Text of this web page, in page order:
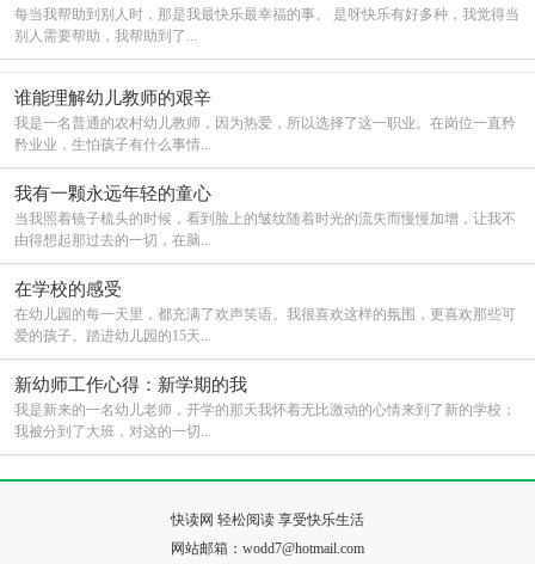
每当我帮助到别人时，那是我最快乐最幸福的事。 是呀快乐有好多种，我觉得当
别人需要帮助，我帮助到了...
谁能理解幼儿教师的艰辛
我是一名普通的农村幼儿教师，因为热爱，所以选择了这一职业。在岗位一直矜
矜业业，生怕孩子有什么事情...
我有一颗永远年轻的童心
当我照着镜子梳头的时候，看到脸上的皱纹随着时光的流失而慢慢加增，让我不
由得想起那过去的一切，在脑...
在学校的感受
在幼儿园的每一天里，都充满了欢声笑语。我很喜欢这样的氛围，更喜欢那些可
爱的孩子。踏进幼儿园的15天...
新幼师工作心得：新学期的我
我是新来的一名幼儿老师，开学的那天我怀着无比激动的心情来到了新的学校；
我被分到了大班，对这的一切...
快读网 轻松阅读 享受快乐生活
网站邮箱：wodd7@hotmail.com